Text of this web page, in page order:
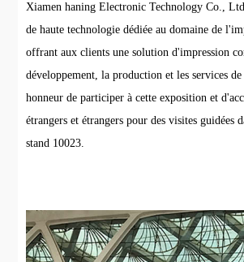
Xiamen haning Electronic Technology Co.,
de haute technologie dédiée au domaine de
offrant aux clients une solution d'impression
développement, la production et les services
honneur de participer à cette exposition et
étrangers et étrangers pour des visites guidées
stand 10023.